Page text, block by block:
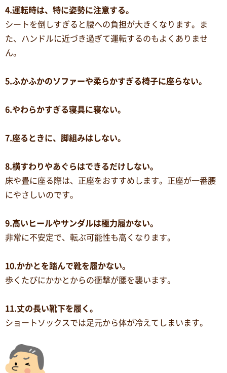
4.運転時は、特に姿勢に注意する。
シートを倒しすぎると腰への負担が大きくなります。ま
た、ハンドルに近づき過ぎて運転するのもよくありませ
ん。
5.ふかふかのソファーや柔らかすぎる椅子に座らない。
6.やわらかすぎる寝具に寝ない。
7.座るときに、脚組みはしない。
8.横すわりやあぐらはできるだけしない。
床や畳に座る際は、正座をおすすめします。正座が一番腰
にやさしいのです。
9.高いヒールやサンダルは極力履かない。
非常に不安定で、転ぶ可能性も高くなります。
10.かかとを踏んで靴を履かない。
歩くたびにかかとからの衝撃が腰を襲います。
11.丈の長い靴下を履く。
ショートソックスでは足元から体が冷えてしまいます。